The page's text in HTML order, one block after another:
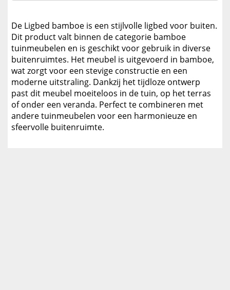
De Ligbed bamboe is een stijlvolle ligbed voor buiten.
Dit product valt binnen de categorie bamboe
tuinmeubelen en is geschikt voor gebruik in diverse
buitenruimtes. Het meubel is uitgevoerd in bamboe,
wat zorgt voor een stevige constructie en een
moderne uitstraling. Dankzij het tijdloze ontwerp
past dit meubel moeiteloos in de tuin, op het terras
of onder een veranda. Perfect te combineren met
andere tuinmeubelen voor een harmonieuze en
sfeervolle buitenruimte.